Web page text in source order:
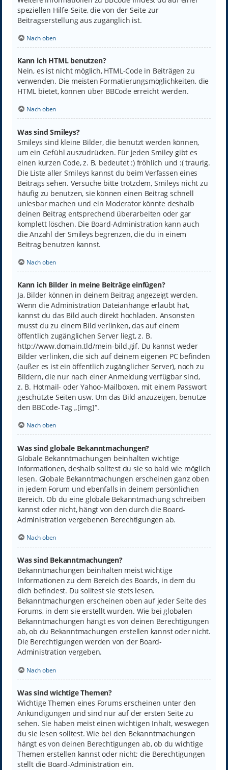
speziellen Hilfe-Seite, die von der Seite zur
Beitragserstellung aus zugänglich ist.
Nach oben
Kann ich HTML benutzen?
Nein, es ist nicht möglich, HTML-Code in Beiträgen zu
verwenden. Die meisten Formatierungsmöglichkeiten, die
HTML bietet, können über BBCode erreicht werden.
Nach oben
Was sind Smileys?
Smileys sind kleine Bilder, die benutzt werden können,
um ein Gefühl auszudrücken. Für jeden Smiley gibt es
einen kurzen Code, z. B. bedeutet :) fröhlich und :( traurig.
Die Liste aller Smileys kannst du beim Verfassen eines
Beitrags sehen. Versuche bitte trotzdem, Smileys nicht zu
häufig zu benutzen, sie können einen Beitrag schnell
unlesbar machen und ein Moderator könnte deshalb
deinen Beitrag entsprechend überarbeiten oder gar
komplett löschen. Die Board-Administration kann auch
die Anzahl der Smileys begrenzen, die du in einem
Beitrag benutzen kannst.
Nach oben
Kann ich Bilder in meine Beiträge einfügen?
Ja, Bilder können in deinem Beitrag angezeigt werden.
Wenn die Administration Dateianhänge erlaubt hat,
kannst du das Bild auch direkt hochladen. Ansonsten
musst du zu einem Bild verlinken, das auf einem
öffentlich zugänglichen Server liegt, z. B.
http://www.domain.tld/mein-bild.gif. Du kannst weder
Bilder verlinken, die sich auf deinem eigenen PC befinden
(außer es ist ein öffentlich zugänglicher Server), noch zu
Bildern, die nur nach einer Anmeldung verfügbar sind,
z. B. Hotmail- oder Yahoo-Mailboxen, mit einem Passwort
geschützte Seiten usw. Um das Bild anzuzeigen, benutze
den BBCode-Tag „[img]“.
Nach oben
Was sind globale Bekanntmachungen?
Globale Bekanntmachungen beinhalten wichtige
Informationen, deshalb solltest du sie so bald wie möglich
lesen. Globale Bekanntmachungen erscheinen ganz oben
in jedem Forum und ebenfalls in deinem persönlichen
Bereich. Ob du eine globale Bekanntmachung schreiben
kannst oder nicht, hängt von den durch die Board-
Administration vergebenen Berechtigungen ab.
Nach oben
Was sind Bekanntmachungen?
Bekanntmachungen beinhalten meist wichtige
Informationen zu dem Bereich des Boards, in dem du
dich befindest. Du solltest sie stets lesen.
Bekanntmachungen erscheinen oben auf jeder Seite des
Forums, in dem sie erstellt wurden. Wie bei globalen
Bekanntmachungen hängt es von deinen Berechtigungen
ab, ob du Bekanntmachungen erstellen kannst oder nicht.
Die Berechtigungen werden von der Board-
Administration vergeben.
Nach oben
Was sind wichtige Themen?
Wichtige Themen eines Forums erscheinen unter den
Ankündigungen und sind nur auf der ersten Seite zu
sehen. Sie haben meist einen wichtigen Inhalt, weswegen
du sie lesen solltest. Wie bei den Bekanntmachungen
hängt es von deinen Berechtigungen ab, ob du wichtige
Themen erstellen kannst oder nicht; die Berechtigungen
stellt die Board-Administration ein.